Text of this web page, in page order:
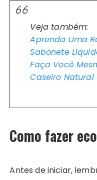
Veja também:
Aprenda Uma
Sabonete
Faça Você
Caseiro Natural
Como fazer
Antes de iniciar,